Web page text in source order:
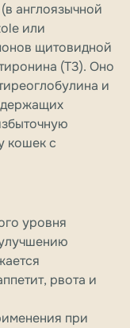
англоязычной
или
щитовидной
(T3). Оно
и
кошек с
уровня
рвота и
при